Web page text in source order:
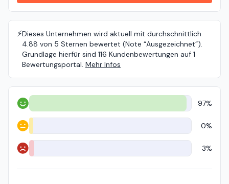
⚡️Dieses Unternehmen wird aktuell mit durchschnittlich
4.88 von 5 Sternen bewertet (Note “Ausgezeichnet”).
Grundlage hierfür sind 116 Kundenbewertungen auf 1
Bewertungsportal. Mehr Infos
Positiv 97%
Neutral 0%
Negativ 3%